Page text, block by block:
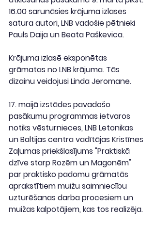
16.00 sarunāsies krājuma izlases
satura autori, LNB vadošie pētnieki
Pauls Daija un Beata Paškevica.
Krājuma izlasē eksponētas
grāmatas no LNB krājuma. Tās
dizainu veidojusi Linda Jeromane.
17. maijā izstādes pavadošo
pasākumu programmas ietvaros
notiks vēsturnieces, LNB Letonikas
un Baltijas centra vadītājas Kristīnes
Zaļumas priekšlasījums "Praktiskā
dzīve starp Rozēm un Magonēm"
par praktisko padomu grāmatās
aprakstītiem muižu saimniecību
uzturēšanas darba procesiem un
muižas kalpotājiem, kas tos realizēja.